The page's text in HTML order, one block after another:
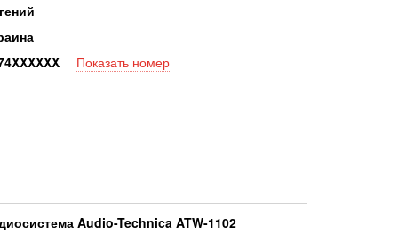
4XXXXXX Показать номер
Audio-Technica ATW-1102